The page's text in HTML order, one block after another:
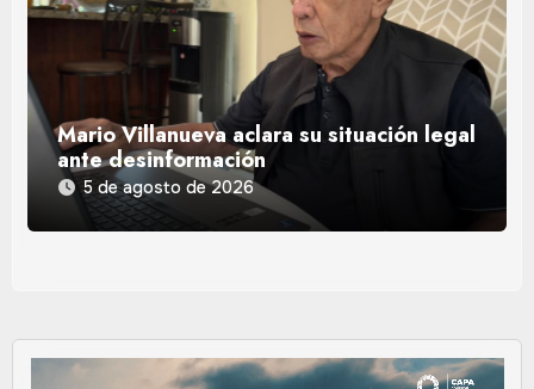
Mario Villanueva aclara su situación legal
ante desinformación
5 de agosto de 2026
Reproductor